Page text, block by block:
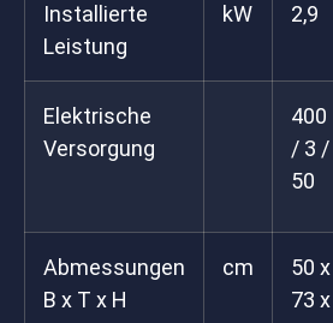
Installierte
Leistung
kW 2,9
Elektrische
Versorgung
400
/ 3 /
50
Abmessungen
B x T x H
cm
50 x
73 x